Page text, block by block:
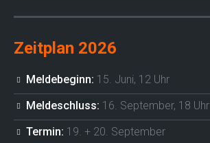
Zeitplan 2026
Meldebeginn: 15. Juni, 12 Uhr
Meldeschluss: 16. September, 18 Uhr
Termin: 19. + 20. September